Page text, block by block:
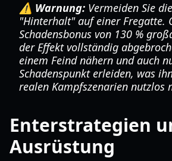
⚠️ Warnung: Vermeiden Sie
"Hinterhalt" auf einer Fregatte.
Schadensbonus von 130 %
der Effekt vollständig
einem Feind nähern und auch
Schadenspunkt erleiden, was
realen Kampfszenarien nutzlos
Enterstrategien
Ausrüstung